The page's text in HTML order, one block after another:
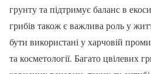
грунту та підтримує баланс в
грибів також є важлива роль у
бути використані у харчовій
та косметології. Багато цвілевих